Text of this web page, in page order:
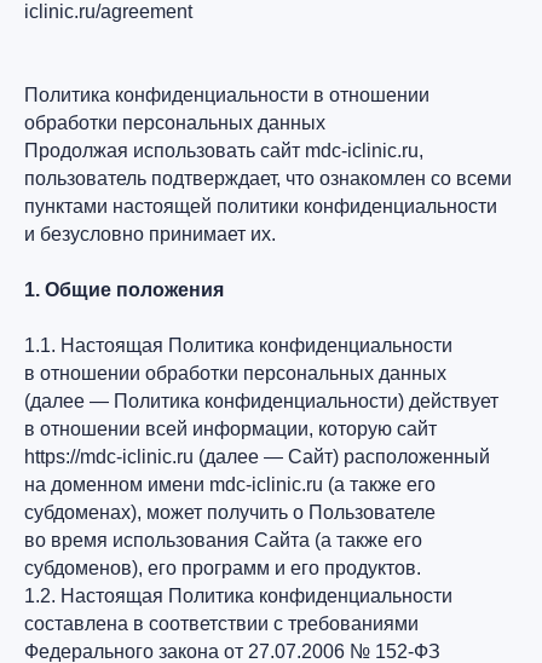
iclinic.ru/agreement
Политика конфиденциальности в отношении
обработки персональных данных
Продолжая использовать сайт mdc-iclinic.ru,
пользователь подтверждает, что ознакомлен со всеми
пунктами настоящей политики конфиденциальности
и безусловно принимает их.
1. Общие положения
1.1. Настоящая Политика конфиденциальности
в отношении обработки персональных данных
(далее — Политика конфиденциальности) действует
в отношении всей информации, которую сайт
https://mdc-iclinic.ru (далее — Сайт) расположенный
на доменном имени mdc-iclinic.ru (а также его
субдоменах), может получить о Пользователе
во время использования Сайта (а также его
субдоменов), его программ и его продуктов.
1.2. Настоящая Политика конфиденциальности
составлена в соответствии с требованиями
Федерального закона от 27.07.2006 № 152-ФЗ